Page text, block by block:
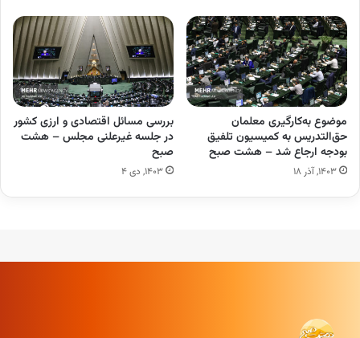
موضوع به‌کارگیری معلمان
حق‌التدریس به کمیسیون تلفیق
بودجه ارجاع شد – هشت صبح
۱۴۰۳, آذر ۱۸
بررسی مسائل اقتصادی و ارزی کشور
در جلسه غیرعلنی مجلس – هشت
صبح
۱۴۰۳, دی ۴